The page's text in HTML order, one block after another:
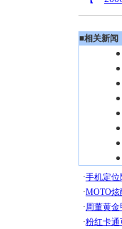
■相关新闻